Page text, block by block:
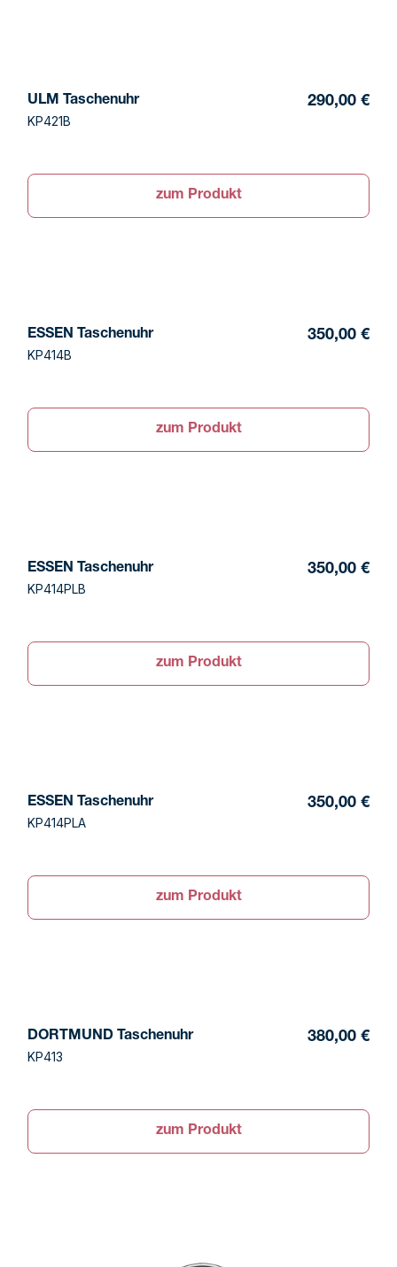
ULM Taschenuhr
KP421B
290,00 €
zum Produkt
ESSEN Taschenuhr
KP414B
350,00 €
zum Produkt
ESSEN Taschenuhr
KP414PLB
350,00 €
zum Produkt
ESSEN Taschenuhr
KP414PLA
350,00 €
zum Produkt
DORTMUND Taschenuhr
KP413
380,00 €
zum Produkt